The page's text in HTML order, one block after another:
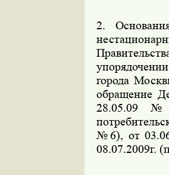
2.
города
обращение
28.05.09
№6), от
08.07.2009г.